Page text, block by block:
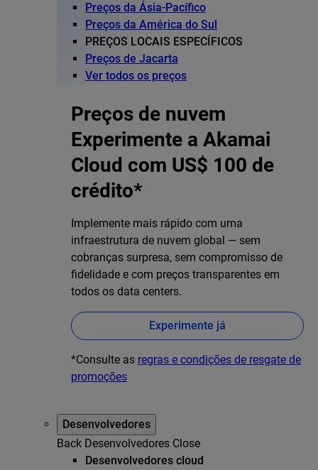
Preços da Ásia-Pacífico
Preços da América do Sul
PREÇOS LOCAIS ESPECÍFICOS
Preços de Jacarta
Ver todos os preços
Preços de nuvem
Experimente a Akamai
Cloud com US$ 100 de
crédito*
Implemente mais rápido com uma
infraestrutura de nuvem global — sem
cobranças surpresa, sem compromisso de
fidelidade e com preços transparentes em
todos os data centers.
Experimente já
*Consulte as regras e condições de resgate de
promoções
Desenvolvedores
Back Desenvolvedores Close
Desenvolvedores cloud